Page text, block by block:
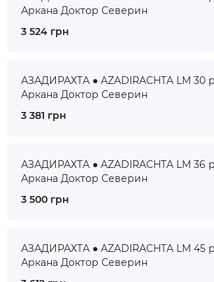
Аркана Доктор Северин
3 524 грн
АЗАДИРАХТА ● AZADIRACHTA LM 30
Аркана Доктор Северин
3 381 грн
АЗАДИРАХТА ● AZADIRACHTA LM 36
Аркана Доктор Северин
3 500 грн
АЗАДИРАХТА ● AZADIRACHTA LM 45
Аркана Доктор Северин